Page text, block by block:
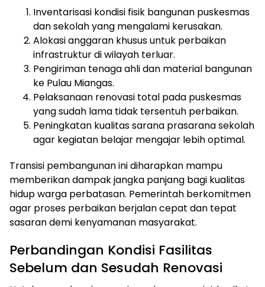
Inventarisasi kondisi fisik bangunan puskesmas
dan sekolah yang mengalami kerusakan.
Alokasi anggaran khusus untuk perbaikan
infrastruktur di wilayah terluar.
Pengiriman tenaga ahli dan material bangunan
ke Pulau Miangas.
Pelaksanaan renovasi total pada puskesmas
yang sudah lama tidak tersentuh perbaikan.
Peningkatan kualitas sarana prasarana sekolah
agar kegiatan belajar mengajar lebih optimal.
Transisi pembangunan ini diharapkan mampu
memberikan dampak jangka panjang bagi kualitas
hidup warga perbatasan. Pemerintah berkomitmen
agar proses perbaikan berjalan cepat dan tepat
sasaran demi kenyamanan masyarakat.
Perbandingan Kondisi Fasilitas
Sebelum dan Sesudah Renovasi